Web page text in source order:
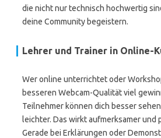
die nicht nur technisch hochwertig
deine Community begeistern.
Lehrer und Trainer in Online-
Wer online unterrichtet oder
besseren Webcam-Qualität viel
Teilnehmer können dich besser
leichter. Das wirkt aufmerksamer und
Gerade bei Erklärungen oder